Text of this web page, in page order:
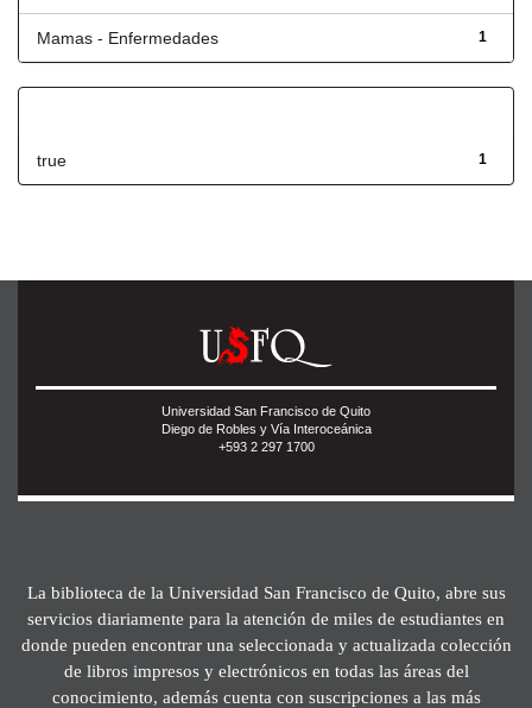
1
Mamas - Enfermedades
1
true
Universidad San Francisco de Quito
Diego de Robles y Vía Interoceánica
+593 2 297 1700
La biblioteca de la Universidad San Francisco de Quito, abre sus
servicios diariamente para la atención de miles de estudiantes en
donde pueden encontrar una seleccionada y actualizada colección
de libros impresos y electrónicos en todas las áreas del
conocimiento, además cuenta con suscripciones a las más